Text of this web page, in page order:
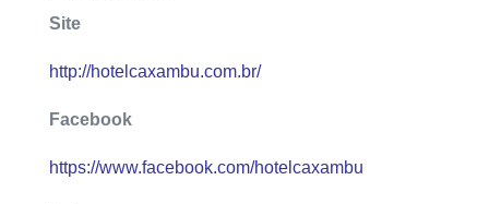
Site
http://hotelcaxambu.com.br/
Facebook
https://www.facebook.com/hotelcaxambu